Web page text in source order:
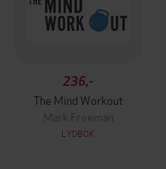
236,-
The Mind Workout
Mark Freeman
LYDBOK